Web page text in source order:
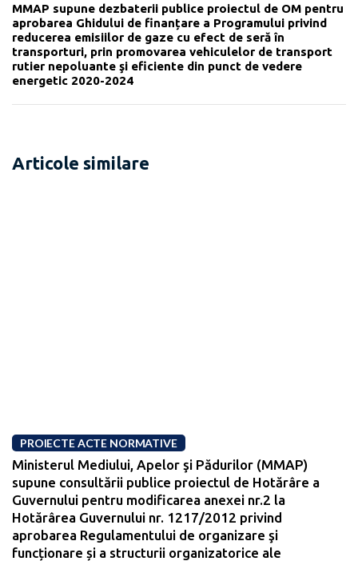
MMAP supune dezbaterii publice proiectul de OM pentru
aprobarea Ghidului de finanțare a Programului privind
reducerea emisiilor de gaze cu efect de seră în
transporturi, prin promovarea vehiculelor de transport
rutier nepoluante şi eficiente din punct de vedere
energetic 2020-2024
Articole similare
PROIECTE ACTE NORMATIVE
Ministerul Mediului, Apelor şi Pădurilor (MMAP)
supune consultării publice proiectul de Hotărâre a
Guvernului pentru modificarea anexei nr.2 la
Hotărârea Guvernului nr. 1217/2012 privind
aprobarea Regulamentului de organizare şi
funcționare și a structurii organizatorice ale